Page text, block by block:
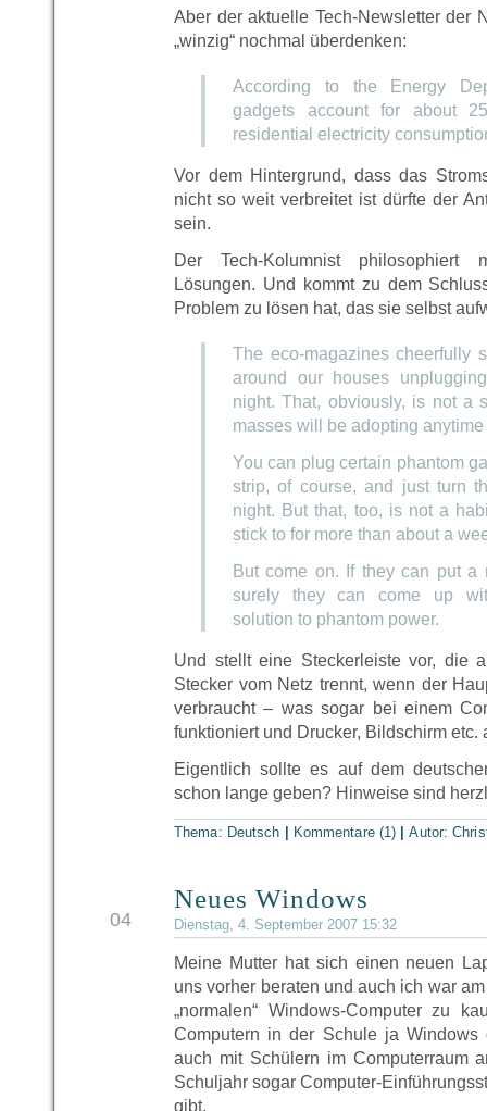
Aber der aktuelle Tech-Newsletter der
„winzig“ nochmal überdenken:
According to the Energy
gadgets account for about
residential electricity
Vor dem Hintergrund, dass das
nicht so weit verbreitet ist dürfte der
sein.
Der Tech-Kolumnist philosophiert
Lösungen. Und kommt zu dem
Problem zu lösen hat, das sie selbst
The eco-magazines cheerfully
around our houses
night. That, obviously, is not a
masses will be adopting
You can plug certain phantom
strip, of course, and just turn
night. But that, too, is not a
stick to for more than about a
But come on. If they can put a
surely they can come up
solution to phantom power.
Und stellt eine Steckerleiste vor, die
Stecker vom Netz trennt, wenn der
verbraucht – was sogar bei einem
funktioniert und Drucker, Bildschirm etc.
Eigentlich sollte es auf dem
schon lange geben? Hinweise sind
Thema: Deutsch Kommentare (1) |Autor:
04
Neues Windows
Dienstag, 4. September 2007 15:32
Meine Mutter hat sich einen neuen
uns vorher beraten und auch ich war
„normalen“ Windows-Computer zu
Computern in der Schule ja Windows
auch mit Schülern im Computerraum
Schuljahr sogar Computer-
gibt.